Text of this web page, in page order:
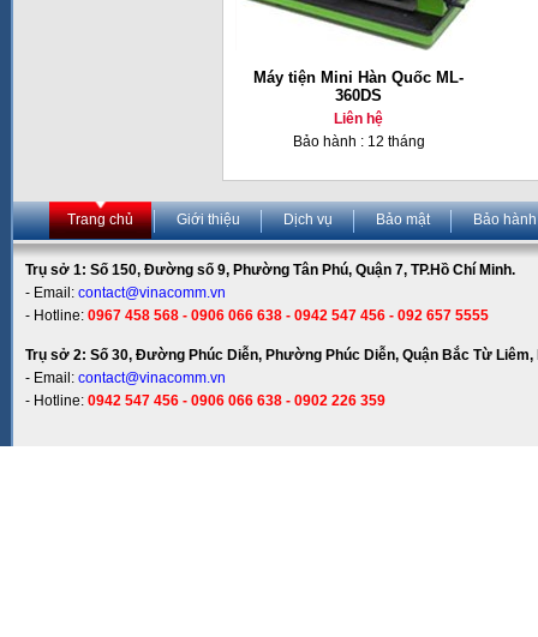
Máy tiện Mini Hàn Quốc ML-
360DS
Liên hệ
Bảo hành : 12 tháng
Trang chủ Giới thiệu Dịch vụ Bảo mật Bảo hành
Trụ sở 1: Số 150, Đường số 9, Phường Tân Phú, Quận 7, TP.Hồ Chí Minh.
- Email: contact@vinacomm.vn
- Hotline: 0967 458 568 - 0906 066 638 - 0942 547 456 - 092 657 5555
Trụ sở 2: Số 30, Đường Phúc Diễn, Phường Phúc Diễn, Quận Bắc Từ Liêm,
- Email: contact@vinacomm.vn
- Hotline: 0942 547 456 - 0906 066 638 - 0902 226 359